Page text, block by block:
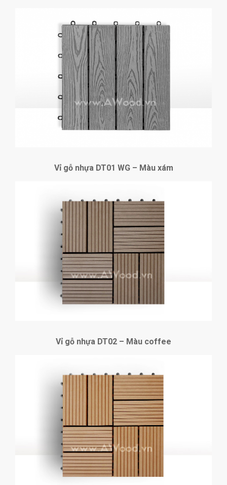
Vỉ gỗ nhựa DT01 WG – Màu xám
Vỉ gỗ nhựa DT02 – Màu coffee